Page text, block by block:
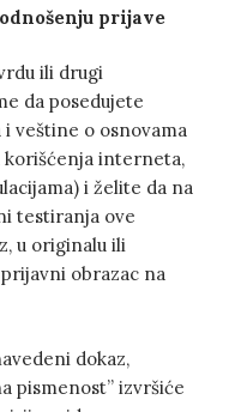
prijave
ili drugi
da posedujete
veštine o osnovama
korišćenja interneta,
i želite da na
testiranja ove
u originalu ili
obrazac na
dokaz,
pismenost” izvršiće